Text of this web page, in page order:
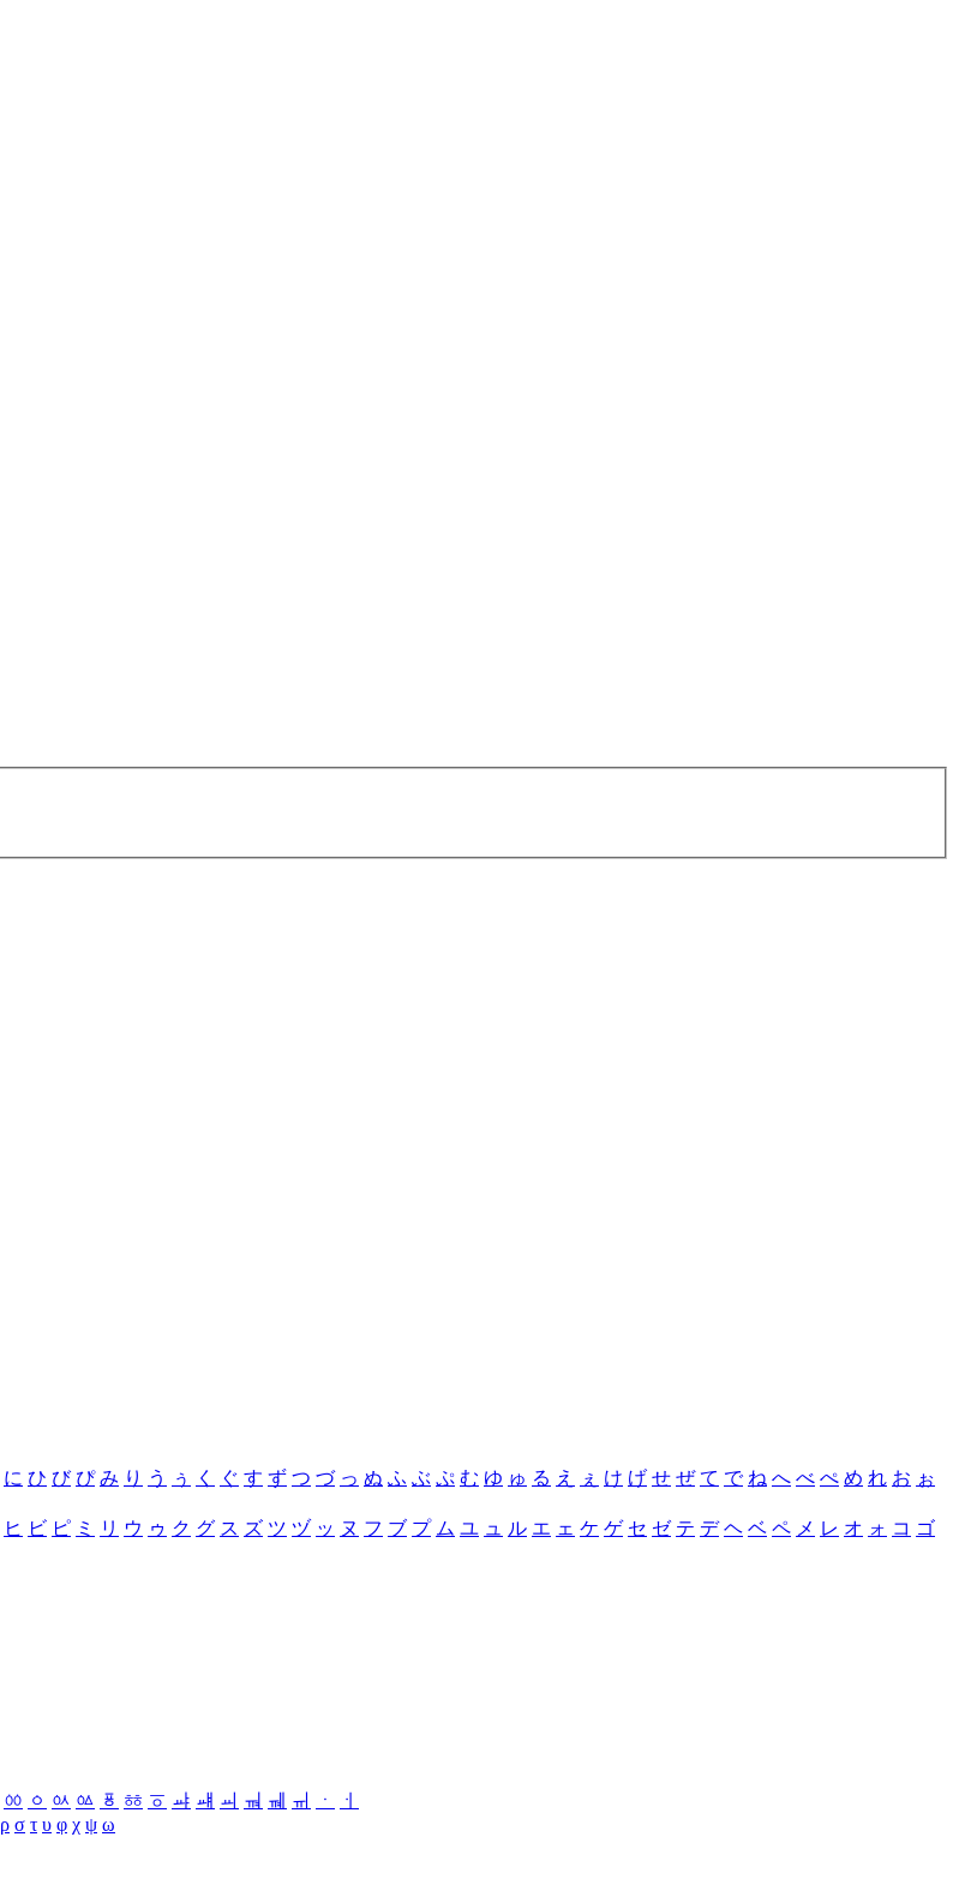
に ひ び ぴ み り う ぅ く ぐ す ず つ づ っ ぬ ふ ぶ ぷ む ゆ ゅ る え ぇ け げ せ ぜ て で ね へ べ ぺ め れ お ぉ
ヒ ビ ピ ミ リ ウ ゥ ク グ ス ズ ツ ヅ ッ ヌ フ ブ プ ム ユ ュ ル エ ェ ケ ゲ セ ゼ テ デ ヘ ベ ペ メ レ オ ォ コ ゴ
ㆀ ㆁ ㆂ ㆃ ㆄ ㆅ ㆆ ㆇ ㆈ ㆉ ㆊ ㆋ ㆌ ㆍ
ㆎ
ρ σ τ υ φ χ ψ ω